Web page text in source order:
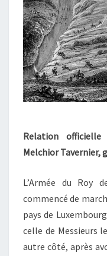
Relation officielle
Melchior Tavernier,
L’Armée du Roy
commencé de
pays de
celle de Messieurs
autre côté, après